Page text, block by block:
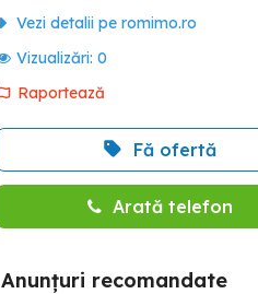
Vezi detalii pe romimo.ro
Vizualizări: 0
Raportează
Fă ofertă
Arată telefon
Anunțuri recomandate